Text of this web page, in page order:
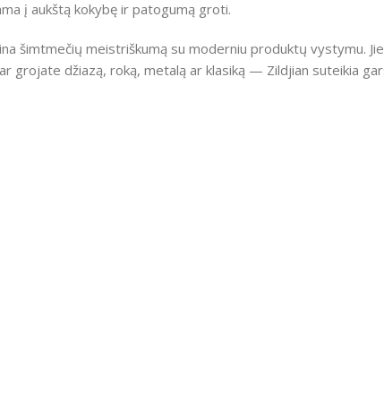
į aukštą kokybę ir patogumą groti.
šimtmečių meistriškumą su moderniu produktų vystymu.
grojate džiazą, roką, metalą ar klasiką — Zildjian suteikia